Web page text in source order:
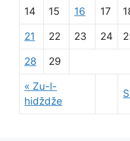
« Zu-l-
hidždže
14 15 16 17
21 22 23 24
28 29